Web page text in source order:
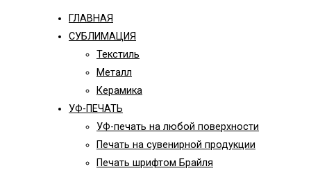
ГЛАВНАЯ
СУБЛИМАЦИЯ
Текстиль
Металл
Керамика
УФ-ПЕЧАТЬ
УФ-печать на любой поверхности
Печать на сувенирной продукции
Печать шрифтом Брайля